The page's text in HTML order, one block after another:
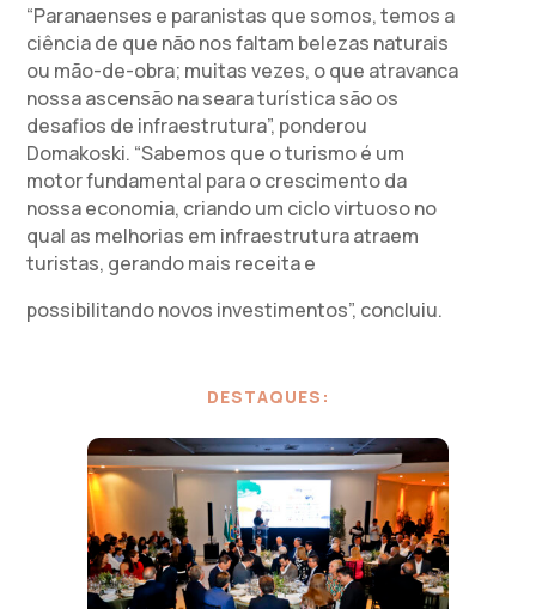
“Paranaenses e paranistas que somos, temos a
ciência de que não nos faltam belezas naturais
ou mão-de-obra; muitas vezes, o que atravanca
nossa ascensão na seara turística são os
desafios de infraestrutura”, ponderou
Domakoski. “Sabemos que o turismo é um
motor fundamental para o crescimento da
nossa economia, criando um ciclo virtuoso no
qual as melhorias em infraestrutura atraem
turistas, gerando mais receita e
possibilitando novos investimentos”, concluiu.
DESTAQUES: